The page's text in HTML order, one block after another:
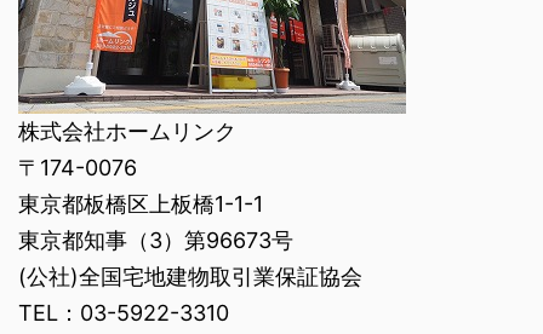
株式会社ホームリンク
〒174-0076
東京都板橋区上板橋1-1-1
東京都知事（3）第96673号
(公社)全国宅地建物取引業保証協会
TEL：03-5922-3310